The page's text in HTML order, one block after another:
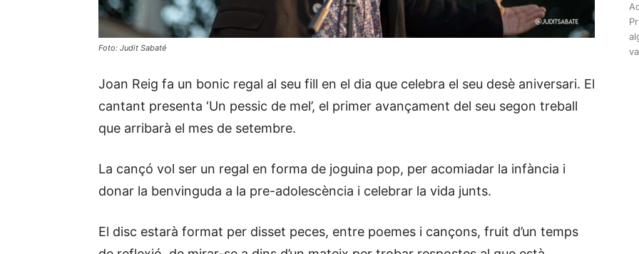
Foto: Judit Sabaté
Joan Reig fa un bonic regal al seu fill en el dia que celebra el seu desè aniversari. El
cantant presenta ‘Un pessic de mel’, el primer avançament del seu segon treball
que arribarà el mes de setembre.
La cançó vol ser un regal en forma de joguina pop, per acomiadar la infància i
donar la benvinguda a la pre-adolescència i celebrar la vida junts.
El disc estarà format per disset peces, entre poemes i cançons, fruit d’un temps